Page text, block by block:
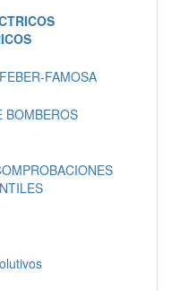
FAMOSA
BOMBEROS